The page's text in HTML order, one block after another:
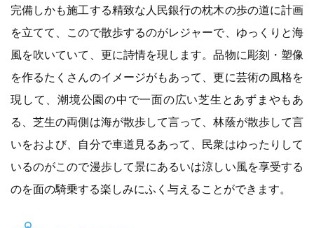
完備しかも施工する精致な人民銀行の枕木の歩の道に計画
を立てて、こので散歩するのがレジャーで、ゆっくりと海
風を吹いていて、更に詩情を現します。品物に彫刻・塑像
を作るたくさんのイメージがもあって、更に芸術の風格を
現して、潮境公園の中で一面の広い芝生とあずまやもあ
る、芝生の両側は海が散歩して言って、林蔭が散歩して言
いをおよび、自分で車道見るあって、民衆はゆったりして
いるのがこので漫歩して景にあるいは涼しい風を享受する
のを面の騎乗する楽しみにふく与えることができます。